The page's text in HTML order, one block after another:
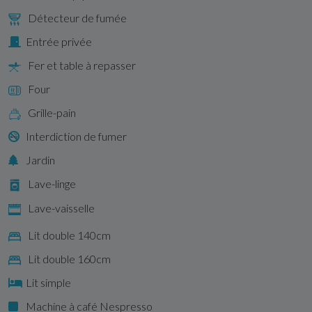
Détecteur de fumée
Entrée privée
Fer et table à repasser
Four
Grille-pain
Interdiction de fumer
Jardin
Lave-linge
Lave-vaisselle
Lit double 140cm
Lit double 160cm
Lit simple
Machine à café Nespresso